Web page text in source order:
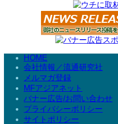
HOME
会社情報／流通研究社
メルマガ登録
MFアジアネット
バナー広告/お問い合わせ
プライバシーポリシー
サイトポリシー